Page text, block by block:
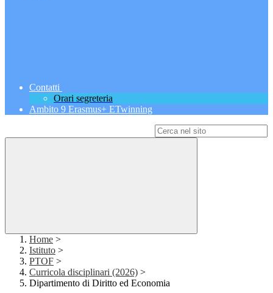
Contatti
Orari segreteria
Ambito 9 Erasmus+ ETwinning
Home >
Istituto >
PTOF >
Curricola disciplinari (2026) >
Dipartimento di Diritto ed Economia